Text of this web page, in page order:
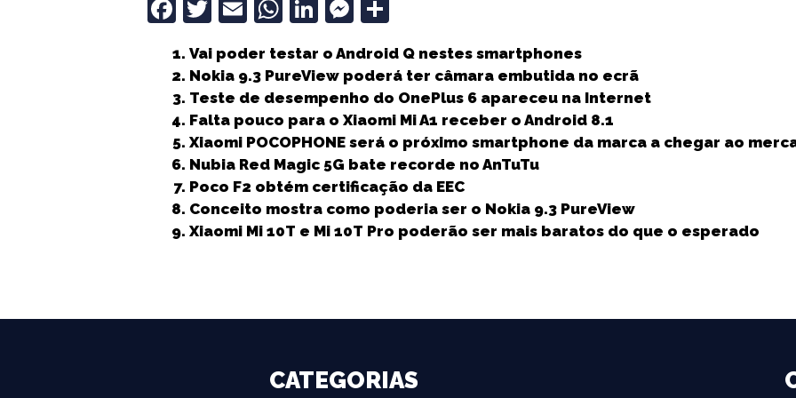
F
c
e
b
o
o
k
T
it
t
e
r
E
ai
l
W
a
ts
A
p
p
Li
k
e
dI
n
M
ss
e
n
g
e
r
a
r
e
Vai poder testar o Android Q nestes smartphones
Nokia 9.3 PureView poderá ter câmara embutida no ecrã
Teste de desempenho do OnePlus 6 apareceu na Internet
Falta pouco para o Xiaomi Mi A1 receber o Android 8.1
Xiaomi POCOPHONE será o próximo smartphone da marca a chegar ao
Nubia Red Magic 5G bate recorde no AnTuTu
Poco F2 obtém certificação da EEC
Conceito mostra como poderia ser o Nokia 9.3 PureView
Xiaomi Mi 10T e Mi 10T Pro poderão ser mais baratos do que o esperado
CATEGORIAS